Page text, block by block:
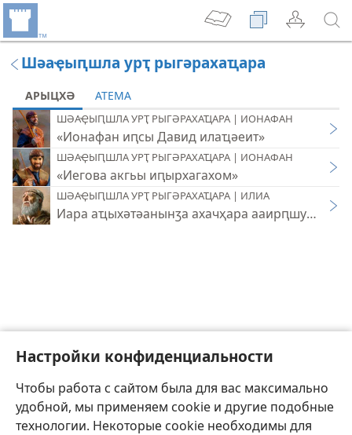
Настройки конфиденциальности
Чтобы работа с сайтом была для вас максимально
удобной, мы применяем cookie и другие подобные
технологии. Некоторые cookie необходимы для
Шәаҿыԥшла урҭ рыгәрахаҵара
АРЫЦХӘ АТЕМА
ШӘАҾЫԤШЛА УРҬ РЫГӘРАХАҴАРА | ИОНАФАН
«Ионафан иԥсы Давид илаҵәеит»
ШӘАҾЫԤШЛА УРҬ РЫГӘРАХАҴАРА | ИОНАФАН
«Иегова акгьы иԥырхагахом»
ШӘАҾЫԤШЛА УРҬ РЫГӘРАХАҴАРА | ИЛИА
Иара аҵыхәтәанынӡа ахачҳара ааирԥшуан